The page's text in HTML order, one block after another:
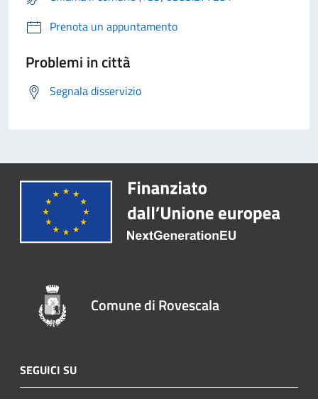
Prenota un appuntamento
Problemi in città
Segnala disservizio
Comune di Rovescala
SEGUICI SU